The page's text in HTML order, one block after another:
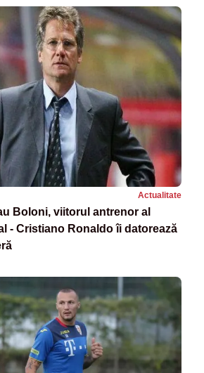
Actualitate
Boloni, viitorul antrenor al
- Cristiano Ronaldo îi datorează